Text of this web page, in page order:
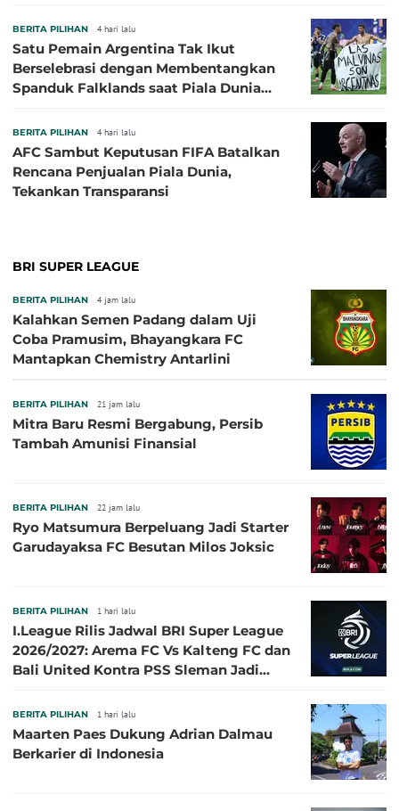
BERITA PILIHAN 4 hari lalu
Satu Pemain Argentina Tak Ikut
Berselebrasi dengan Membentangkan
Spanduk Falklands saat Piala Dunia
BERITA PILIHAN 4 hari lalu
AFC Sambut Keputusan FIFA Batalkan
Rencana Penjualan Piala Dunia,
Tekankan Transparansi
BRI SUPER LEAGUE
BERITA PILIHAN 4 jam lalu
Kalahkan Semen Padang dalam Uji
Coba Pramusim, Bhayangkara FC
Mantapkan Chemistry Antarlini
BERITA PILIHAN 21 jam lalu
Mitra Baru Resmi Bergabung, Persib
Tambah Amunisi Finansial
BERITA PILIHAN 22 jam lalu
Ryo Matsumura Berpeluang Jadi Starter
Garudayaksa FC Besutan Milos Joksic
BERITA PILIHAN 1 hari lalu
I.League Rilis Jadwal BRI Super League
2026/2027: Arema FC Vs Kalteng FC dan
Bali United Kontra PSS Sleman Jadi
BERITA PILIHAN 1 hari lalu
Maarten Paes Dukung Adrian Dalmau
Berkarier di Indonesia